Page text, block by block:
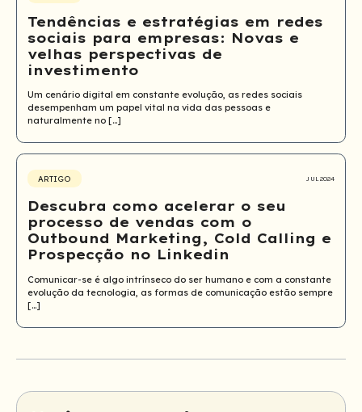
Tendências e estratégias em redes
sociais para empresas: Novas e
velhas perspectivas de
investimento
Um cenário digital em constante evolução, as redes sociais
desempenham um papel vital na vida das pessoas e
naturalmente no […]
ARTIGO JUL 2024
Descubra como acelerar o seu
processo de vendas com o
Outbound Marketing, Cold Calling e
Prospecção no Linkedin
Comunicar-se é algo intrínseco do ser humano e com a constante
evolução da tecnologia, as formas de comunicação estão sempre
[…]